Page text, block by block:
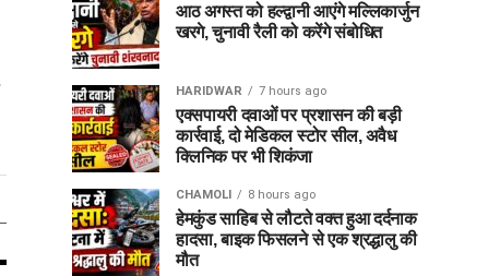
आठ अगस्त को हल्द्वानी आएंगे मल्लिकार्जुन
खरगे, चुनावी रैली को करेंगे संबोधित
HARIDWAR 7 hours ago
एक्सपायरी दवाओं पर प्रशासन की बड़ी
कार्रवाई, दो मेडिकल स्टोर सील, अवैध
क्लिनिक पर भी शिकंजा
CHAMOLI 8 hours ago
हेमकुंड साहिब से लौटते वक्त हुआ दर्दनाक
हादसा, बाइक फिसलने से एक श्रद्धालु की
मौत